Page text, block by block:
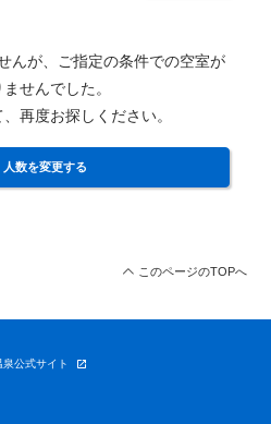
んが、ご指定の条件での空室が
せんでした。
再度お探しください。
人数を変更する
このページのTOPへ
公式サイト